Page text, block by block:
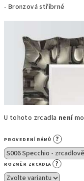
- Bronzová stříbrné
U tohoto zrcadla není
PROVEDENÍ RÁMŮ ?
ROZMĚR ZRCADLA ?